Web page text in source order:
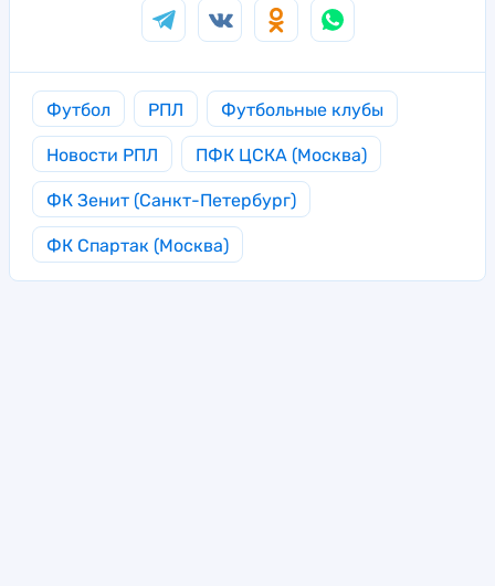
Футбол РПЛ Футбольные клубы
Новости РПЛ ПФК ЦСКА (Москва)
ФК Зенит (Санкт-Петербург)
ФК Спартак (Москва)